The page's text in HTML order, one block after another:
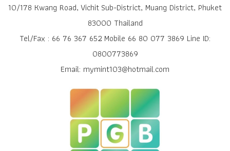
10/178 Kwang Road, Vichit Sub-District, Muang District, Phuket
83000 Thailand
Tel/Fax : 66 76 367 652 Mobile 66 80 077 3869 Line ID:
0800773869
Email: mymint103@hotmail.com